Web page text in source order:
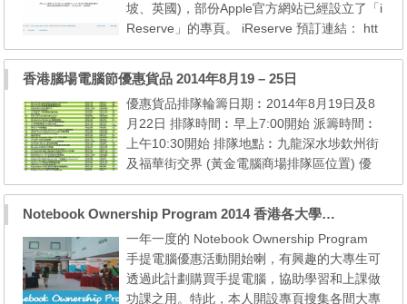
坡、英國)，部份Apple官方網站已經設立了「i
Reserve」的專頁。 iReserve 預訂連結： htt
ps://reserve-hk.apple.com/HK/zh_HK/reserv
連結： https://reserve-hk.apple.com/HK/zh_
HK/reserve/iPhone/availability
香港腦場電腦節優惠貨品 2014年8月19 – 25日
優惠貨品排隊輪籌日期︰2014年8月19日及8
月22日 排隊時間︰早上7:00開始 派籌時間︰
上午10:30開始 排隊地點︰九龍深水埗欽州街
及福華街交界 (黃金電腦商場排隊區位置) 優
惠貨品購買時間︰下午1:00-3:00 優惠貨品排
時間︰早上7:00開始派籌時間︰上午10:30開
始排隊地點︰九龍深水埗欽州街及福華街交界
(黃金電腦商場排隊區位置)優惠貨品購買時間
︰下午1:00-3:00 ...
Notebook Ownership Program 2014 香港各大學的手提電腦優惠 (更新於09月11日)
一年一度的 Notebook Ownership Program
手提電腦優惠活動開始喇，有興趣的大專生可
透過此計劃購買手提電腦，協助學習和上課做
功課之用。特此，本人開設專頁搜集各間大專